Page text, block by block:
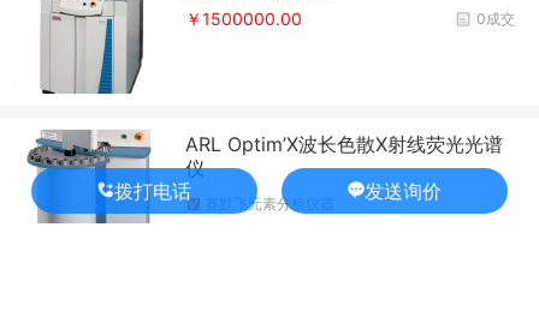
0成交
￥1500000.00
ARL Optim’X波长色散X射线荧光光谱
仪
赛默飞元素分析仪器
拨打电话 发送询价